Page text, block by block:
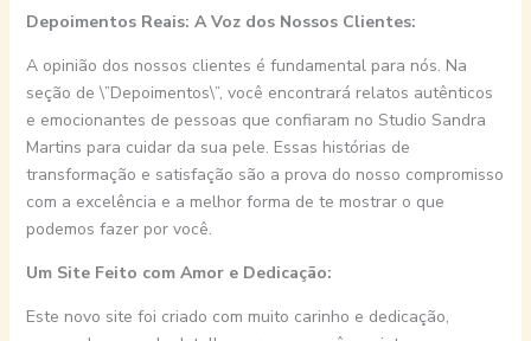
Depoimentos Reais: A Voz dos Nossos Clientes:
A opinião dos nossos clientes é fundamental para nós. Na
seção de \”Depoimentos\”, você encontrará relatos autênticos
e emocionantes de pessoas que confiaram no Studio Sandra
Martins para cuidar da sua pele. Essas histórias de
transformação e satisfação são a prova do nosso compromisso
com a excelência e a melhor forma de te mostrar o que
podemos fazer por você.
Um Site Feito com Amor e Dedicação:
Este novo site foi criado com muito carinho e dedicação,